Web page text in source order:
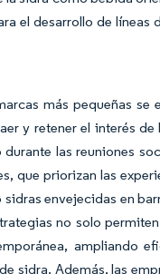
el desarrollo de
más pequeñas
y retener el interés
las reuniones
que priorizan las
envejecidas en
no solo
ampliando
sidra. Además, las